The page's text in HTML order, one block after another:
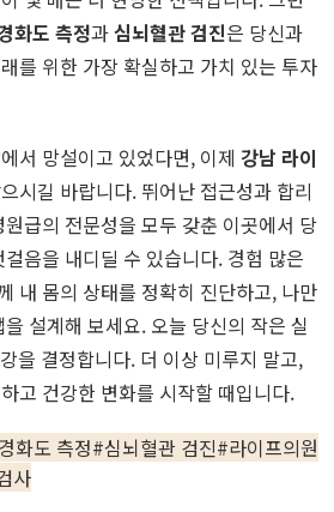
화도 측정과심뇌혈관 검진은 당신과
를 위한 가장 확실하고 가치 있는 투자
서 망설이고 있었다면, 이제 강남 라이
시길 바랍니다. 뛰어난 접근성과 합리
급의 전문성을 모두 갖춘 이곳에서 당
음을 내디딜 수 있습니다. 경험 많은
내 몸의 상태를 정확히 진단하고, 나만
설계해 보세요. 오늘 당신의 작은 실
을 결정합니다. 더 이상 미루지 말고,
고 건강한 변화를 시작할 때입니다.
화도 측정#심뇌혈관 검진#라이프의원
사